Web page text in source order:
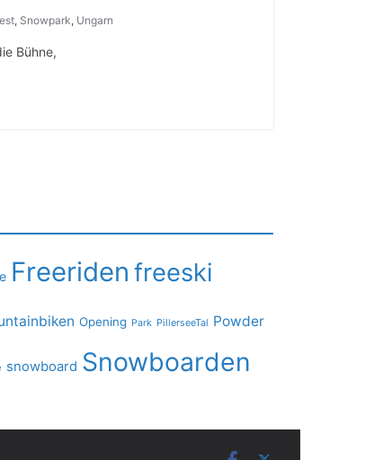
, Snowpark, Ungarn
Bühne,
Freeriden freeski
Opening Park PillerseeTal Powder
snowboard Snowboarden